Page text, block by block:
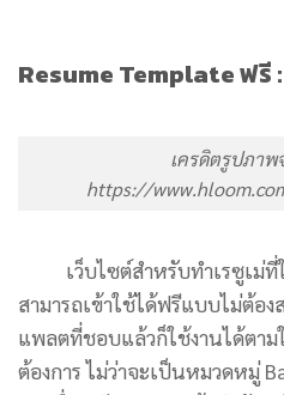
Resume Template ฟรี
เครดิตรูปภาพ
https://
เว็บไซต์สำหรับทำเรซูเม่ที่
สามารถเข้าใช้ได้ฟรีแบบไม่ต้อ
แพลตที่ชอบแล้วก็ใช้งานได้ตาม
ต้องการ ไม่ว่าจะเป็นหมวดหมู่